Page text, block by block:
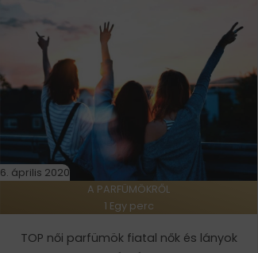
6. április 2020
A PARFÜMÖKRŐL
1 Egy perc
TOP női parfümök fiatal nők és lányok